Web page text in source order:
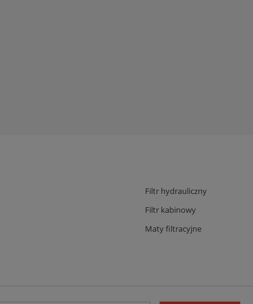
Filtr hydrauliczny
Filtr kabinowy
Maty filtracyjne